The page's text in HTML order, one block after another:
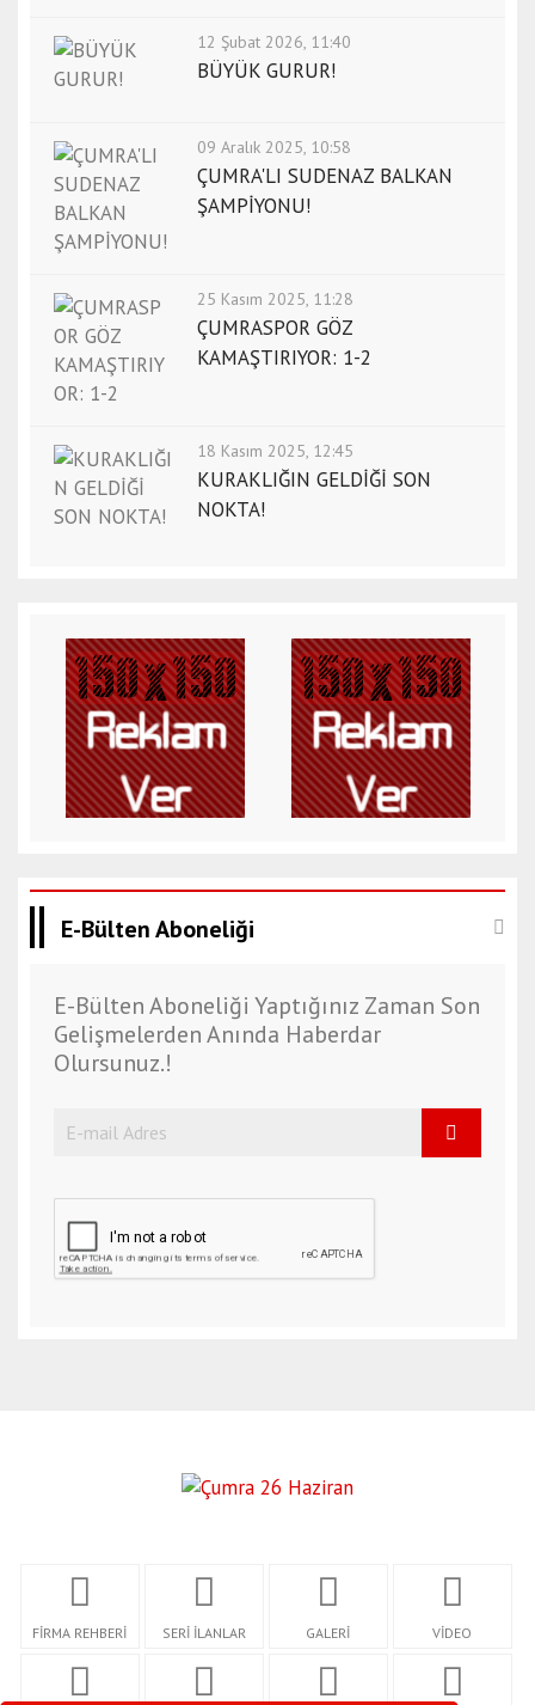
12 Şubat 2026, 11:40
BÜYÜK GURUR!
09 Aralık 2025, 10:58
ÇUMRA'LI SUDENAZ BALKAN
ŞAMPİYONU!
25 Kasım 2025, 11:28
ÇUMRASPOR GÖZ
KAMAŞTIRIYOR: 1-2
18 Kasım 2025, 12:45
KURAKLIĞIN GELDİĞİ SON
NOKTA!
E-Bülten Aboneliği
E-Bülten Aboneliği Yaptığınız Zaman Son
Gelişmelerden Anında Haberdar
Olursunuz.!
FİRMA REHBERİ SERİ İLANLAR GALERİ VİDEO